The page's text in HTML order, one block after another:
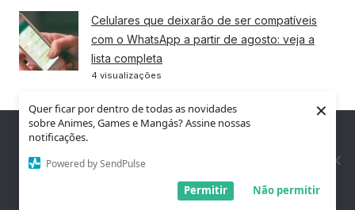
Quer ficar por dentro de todas as novidades
sobre Animes, Games e Mangás? Assine nossas
notificações.
Powered by SendPulse
Não permitir
Permitir
×
Celulares que deixarão de ser compatíveis
com o WhatsApp a partir de agosto: veja a
lista completa
4 visualizações
Adeus, senhas? A tecnologia que promete
acabar com uma das maiores dores da
2 visualizações
Nós utilizamos cookies para garantir que você tenha a melhor
experiência em nosso site. Se você continua a usar este site,
assumimos que você está satisfeito.
Entendi!